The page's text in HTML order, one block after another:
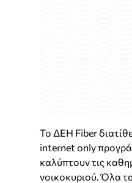
Το ΔΕΗ Fiber
internet only
καλύπτουν τις
νοικοκυριού. Όλα